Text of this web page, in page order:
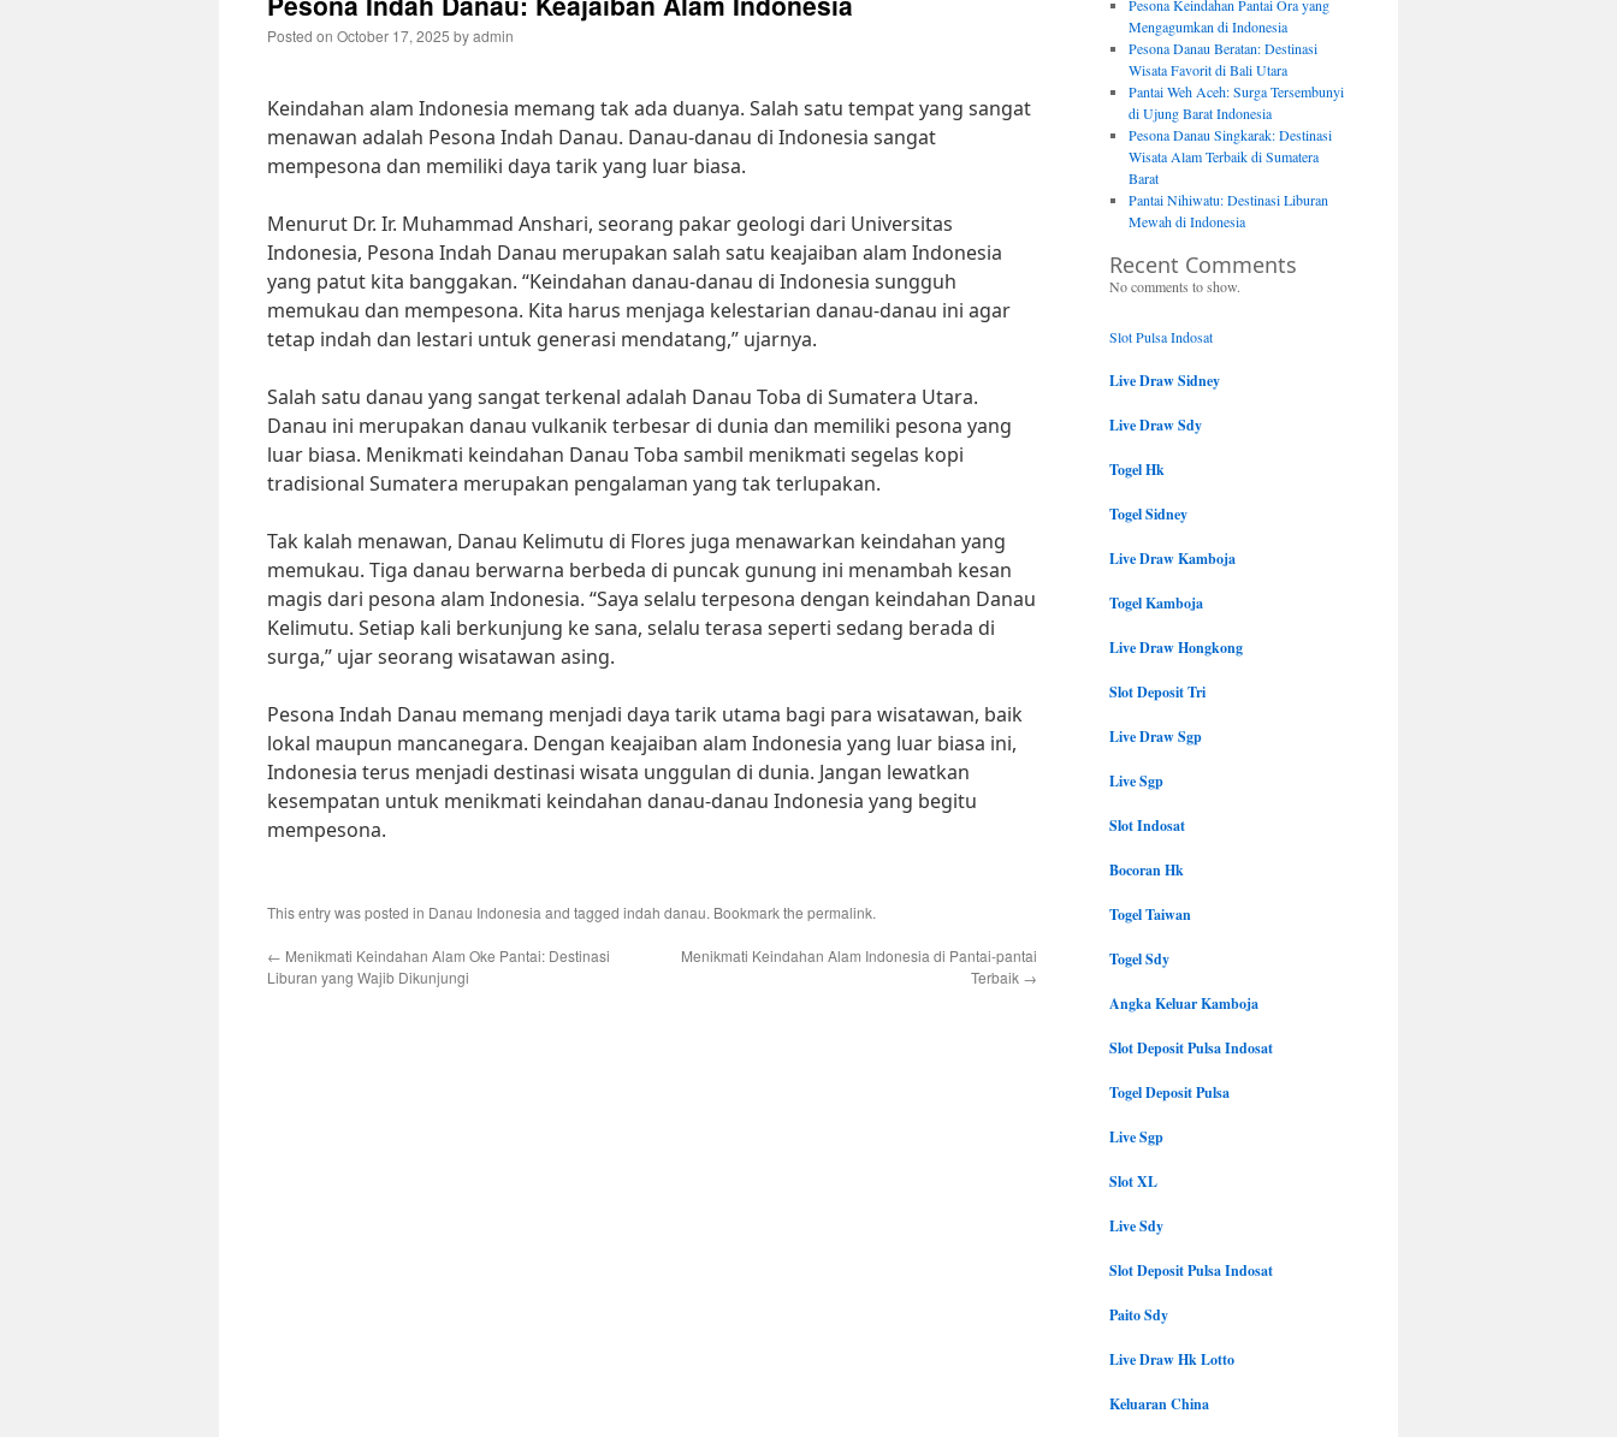
Posted on October 17, 2025 byadmin
Keindahan alam Indonesia memang tak ada duanya. Salah satu tempat yang sangat
menawan adalah Pesona Indah Danau. Danau-danau di Indonesia sangat
mempesona dan memiliki daya tarik yang luar biasa.
Menurut Dr. Ir. Muhammad Anshari, seorang pakar geologi dari Universitas
Indonesia, Pesona Indah Danau merupakan salah satu keajaiban alam Indonesia
yang patut kita banggakan. “Keindahan danau-danau di Indonesia sungguh
memukau dan mempesona. Kita harus menjaga kelestarian danau-danau ini agar
tetap indah dan lestari untuk generasi mendatang,” ujarnya.
Salah satu danau yang sangat terkenal adalah Danau Toba di Sumatera Utara.
Danau ini merupakan danau vulkanik terbesar di dunia dan memiliki pesona yang
luar biasa. Menikmati keindahan Danau Toba sambil menikmati segelas kopi
tradisional Sumatera merupakan pengalaman yang tak terlupakan.
Tak kalah menawan, Danau Kelimutu di Flores juga menawarkan keindahan yang
memukau. Tiga danau berwarna berbeda di puncak gunung ini menambah kesan
magis dari pesona alam Indonesia. “Saya selalu terpesona dengan keindahan Danau
Kelimutu. Setiap kali berkunjung ke sana, selalu terasa seperti sedang berada di
surga,” ujar seorang wisatawan asing.
Pesona Indah Danau memang menjadi daya tarik utama bagi para wisatawan, baik
lokal maupun mancanegara. Dengan keajaiban alam Indonesia yang luar biasa ini,
Indonesia terus menjadi destinasi wisata unggulan di dunia. Jangan lewatkan
kesempatan untuk menikmati keindahan danau-danau Indonesia yang begitu
mempesona.
This entry was posted in Danau Indonesia and tagged indah danau. Bookmark the permalink.
← Menikmati Keindahan Alam Oke Pantai: Destinasi
Liburan yang Wajib Dikunjungi
Menikmati Keindahan Alam Indonesia di Pantai-pantai
Terbaik →
Pesona Keindahan Pantai Ora yang
Mengagumkan di Indonesia
Pesona Danau Beratan: Destinasi
Wisata Favorit di Bali Utara
Pantai Weh Aceh: Surga Tersembunyi
di Ujung Barat Indonesia
Pesona Danau Singkarak: Destinasi
Wisata Alam Terbaik di Sumatera
Barat
Pantai Nihiwatu: Destinasi Liburan
Mewah di Indonesia
Recent Comments
No comments to show.
Slot Pulsa Indosat
Live Draw Sidney
Live Draw Sdy
Togel Hk
Togel Sidney
Live Draw Kamboja
Togel Kamboja
Live Draw Hongkong
Slot Deposit Tri
Live Draw Sgp
Live Sgp
Slot Indosat
Bocoran Hk
Togel Taiwan
Togel Sdy
Angka Keluar Kamboja
Slot Deposit Pulsa Indosat
Togel Deposit Pulsa
Live Sgp
Slot XL
Live Sdy
Slot Deposit Pulsa Indosat
Paito Sdy
Live Draw Hk Lotto
Keluaran China